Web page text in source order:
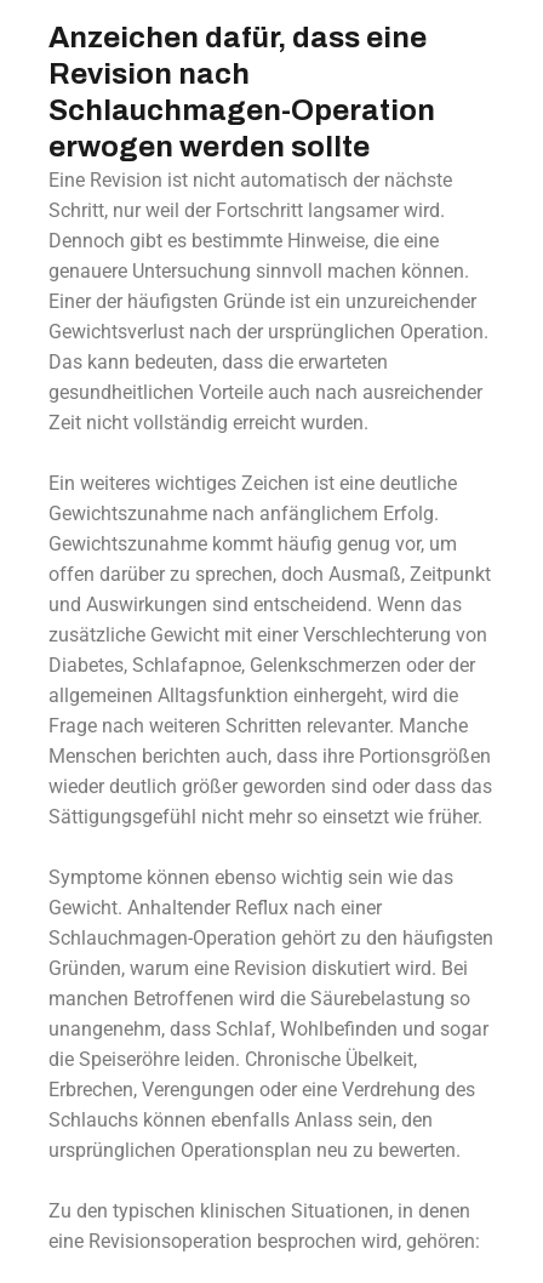
Anzeichen dafür, dass eine
Revision nach
Schlauchmagen-Operation
erwogen werden sollte
Eine Revision ist nicht automatisch der nächste
Schritt, nur weil der Fortschritt langsamer wird.
Dennoch gibt es bestimmte Hinweise, die eine
genauere Untersuchung sinnvoll machen können.
Einer der häufigsten Gründe ist ein unzureichender
Gewichtsverlust nach der ursprünglichen Operation.
Das kann bedeuten, dass die erwarteten
gesundheitlichen Vorteile auch nach ausreichender
Zeit nicht vollständig erreicht wurden.
Ein weiteres wichtiges Zeichen ist eine deutliche
Gewichtszunahme nach anfänglichem Erfolg.
Gewichtszunahme kommt häufig genug vor, um
offen darüber zu sprechen, doch Ausmaß, Zeitpunkt
und Auswirkungen sind entscheidend. Wenn das
zusätzliche Gewicht mit einer Verschlechterung von
Diabetes, Schlafapnoe, Gelenkschmerzen oder der
allgemeinen Alltagsfunktion einhergeht, wird die
Frage nach weiteren Schritten relevanter. Manche
Menschen berichten auch, dass ihre Portionsgrößen
wieder deutlich größer geworden sind oder dass das
Sättigungsgefühl nicht mehr so einsetzt wie früher.
Symptome können ebenso wichtig sein wie das
Gewicht. Anhaltender Reflux nach einer
Schlauchmagen-Operation gehört zu den häufigsten
Gründen, warum eine Revision diskutiert wird. Bei
manchen Betroffenen wird die Säurebelastung so
unangenehm, dass Schlaf, Wohlbefinden und sogar
die Speiseröhre leiden. Chronische Übelkeit,
Erbrechen, Verengungen oder eine Verdrehung des
Schlauchs können ebenfalls Anlass sein, den
ursprünglichen Operationsplan neu zu bewerten.
Zu den typischen klinischen Situationen, in denen
eine Revisionsoperation besprochen wird, gehören: